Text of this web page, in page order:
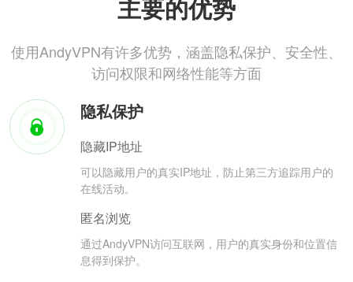
主要的优势
使用AndyVPN有许多优势，涵盖隐私保护、安全性、
访问权限和网络性能等方面
隐私保护
隐藏IP地址
可以隐藏用户的真实IP地址，防止第三方追踪用户的
在线活动。
匿名浏览
通过AndyVPN访问互联网，用户的真实身份和位置信
息得到保护。